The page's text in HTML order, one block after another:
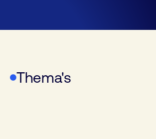
Thema's
Life Science
Labanalyse
Lab2050